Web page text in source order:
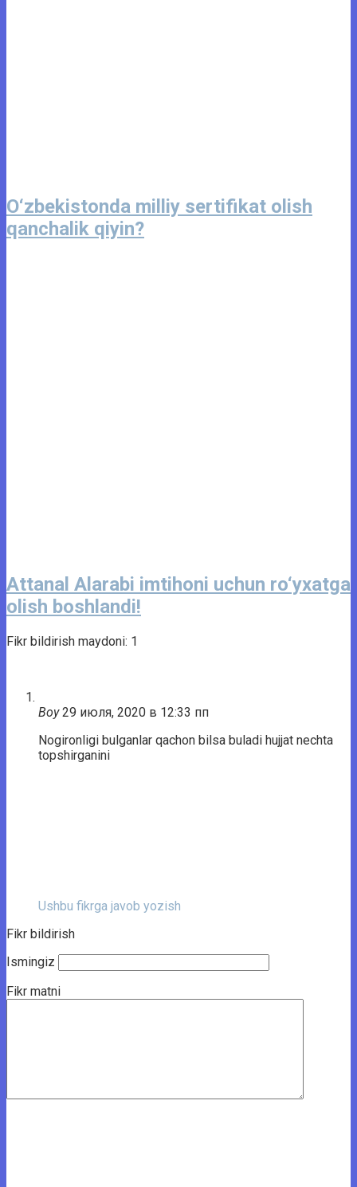
O‘zbekistonda milliy sertifikat olish
qanchalik qiyin?
Attanal Alarabi imtihoni uchun ro‘yxatga
olish boshlandi!
Fikr bildirish maydoni: 1
Boy 29 июля, 2020 в 12:33 пп
Nogironligi bulganlar qachon bilsa buladi hujjat nechta
topshirganini
Ushbu fikrga javob yozish
Fikr bildirish
Ismingiz
Fikr matni